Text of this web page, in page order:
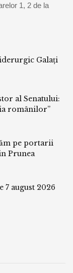
1, 2 de la
Galați
al Senatului:
românilor”
pe portarii
Prunea
7 august 2026